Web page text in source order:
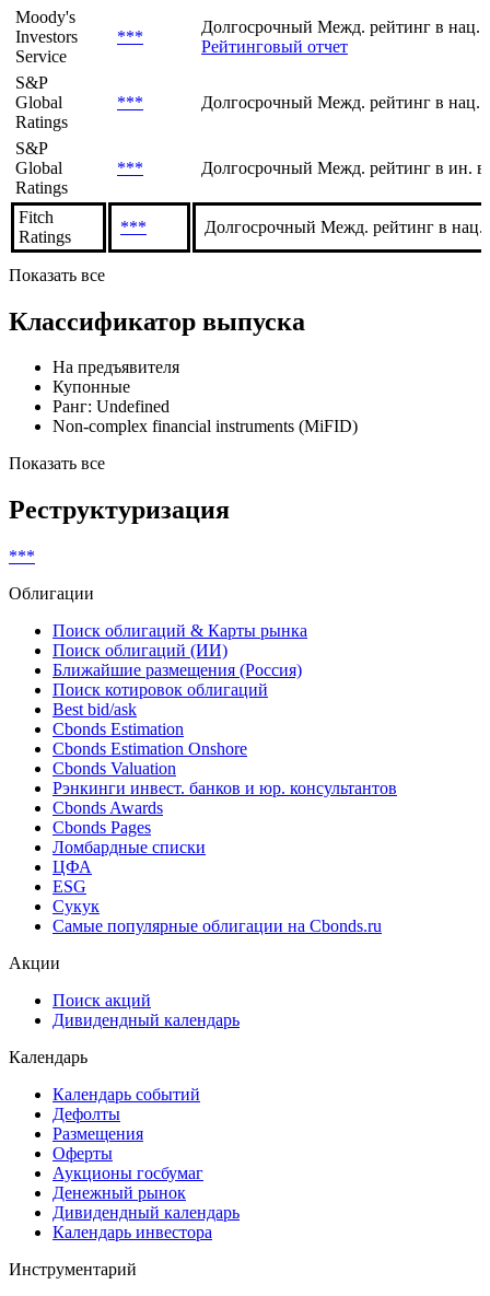
Moody's
Investors
Service
***
Долгосрочный Межд. рейтинг в ин.
Рейтинговый отчет
Moody's
Investors
Service
***
Долгосрочный Межд. рейтинг в нац.
S&P
Global
Ratings
*** Долгосрочный Межд. рейтинг в нац.
S&P
Global
Долгосрочный Межд. рейтинг в ин.
Ratings
Классификатор выпуска
Купонные
Реструктуризация
Облигации
Поиск облигаций & Карты рынка
Поиск облигаций (ИИ)
Ближайшие размещения (Россия)
Поиск котировок облигаций
Best bid/ask
Cbonds Estimation
Cbonds Estimation Onshore
Cbonds Valuation
Рэнкинги инвест. банков и юр. консультантов
Cbonds Awards
Cbonds Pages
Ломбардные списки
ESG
Самые популярные облигации на Cbonds.ru
Дивидендный календарь
Календарь
Календарь событий
Дефолты
Размещения
Оферты
Денежный рынок